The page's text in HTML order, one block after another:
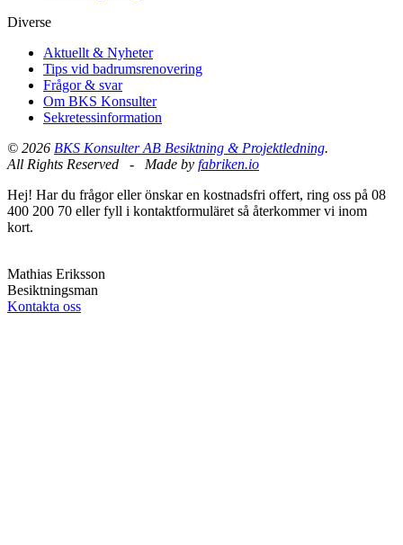
Diverse
Aktuellt & Nyheter
Tips vid badrumsrenovering
Frågor & svar
Om BKS Konsulter
Sekretessinformation
© 2026 BKS Konsulter AB Besiktning & Projektledning.
All Rights Reserved - Made by fabriken.io
Hej! Har du frågor eller önskar en kostnadsfri offert, ring oss på 08
400 200 70 eller fyll i kontaktformuläret så återkommer vi inom
kort.
Mathias Eriksson
Besiktningsman
Kontakta oss